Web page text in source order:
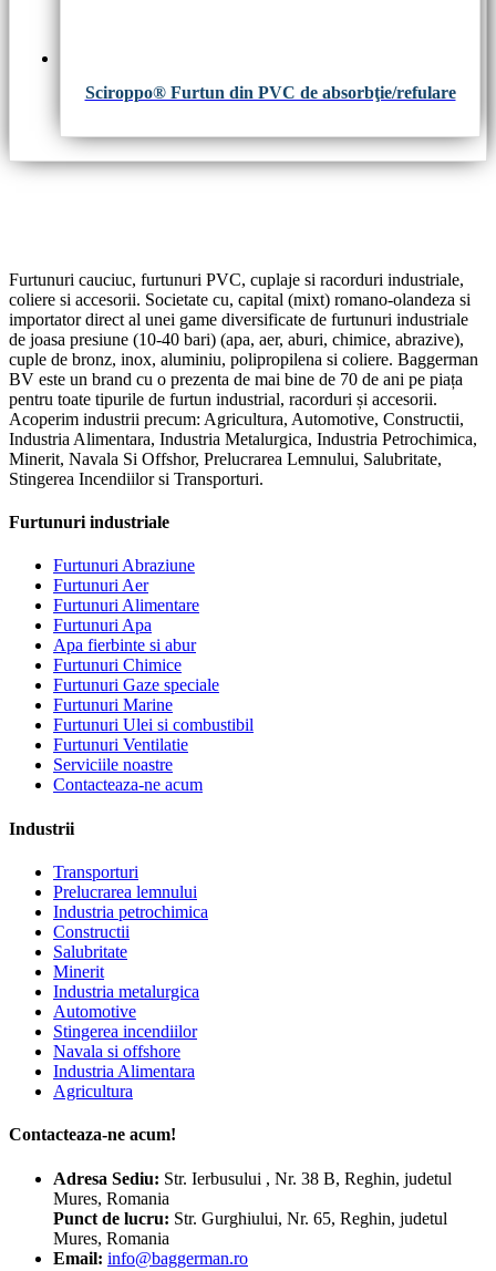
Sciroppo® Furtun din PVC de absorbţie/refulare
Furtunuri cauciuc, furtunuri PVC, cuplaje si racorduri industriale,
coliere si accesorii. Societate cu, capital (mixt) romano-olandeza si
importator direct al unei game diversificate de furtunuri industriale
de joasa presiune (10-40 bari) (apa, aer, aburi, chimice, abrazive),
cuple de bronz, inox, aluminiu, polipropilena si coliere. Baggerman
BV este un brand cu o prezenta de mai bine de 70 de ani pe piața
pentru toate tipurile de furtun industrial, racorduri și accesorii.
Acoperim industrii precum: Agricultura, Automotive, Constructii,
Industria Alimentara, Industria Metalurgica, Industria Petrochimica,
Minerit, Navala Si Offshor, Prelucrarea Lemnului, Salubritate,
Stingerea Incendiilor si Transporturi.
Furtunuri industriale
Furtunuri Abraziune
Furtunuri Aer
Furtunuri Alimentare
Furtunuri Apa
Apa fierbinte si abur
Furtunuri Chimice
Furtunuri Gaze speciale
Furtunuri Marine
Furtunuri Ulei si combustibil
Furtunuri Ventilatie
Serviciile noastre
Contacteaza-ne acum
Industrii
Transporturi
Prelucrarea lemnului
Industria petrochimica
Constructii
Salubritate
Minerit
Industria metalurgica
Automotive
Stingerea incendiilor
Navala si offshore
Industria Alimentara
Agricultura
Contacteaza-ne acum!
Adresa Sediu: Str. Ierbusului , Nr. 38 B, Reghin, judetul
Mures, Romania
Punct de lucru: Str. Gurghiului, Nr. 65, Reghin, judetul
Mures, Romania
Email: info@baggerman.ro